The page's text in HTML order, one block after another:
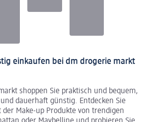
einkaufen bei dm drogerie markt
shoppen Sie praktisch und bequem,
dauerhaft günstig. Entdecken Sie
Make-up Produkte von trendigen